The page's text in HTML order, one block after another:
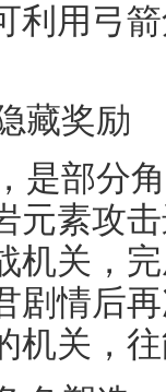
利用弓
藏奖励
是部分
元素攻
机关，
剧情后
机关，